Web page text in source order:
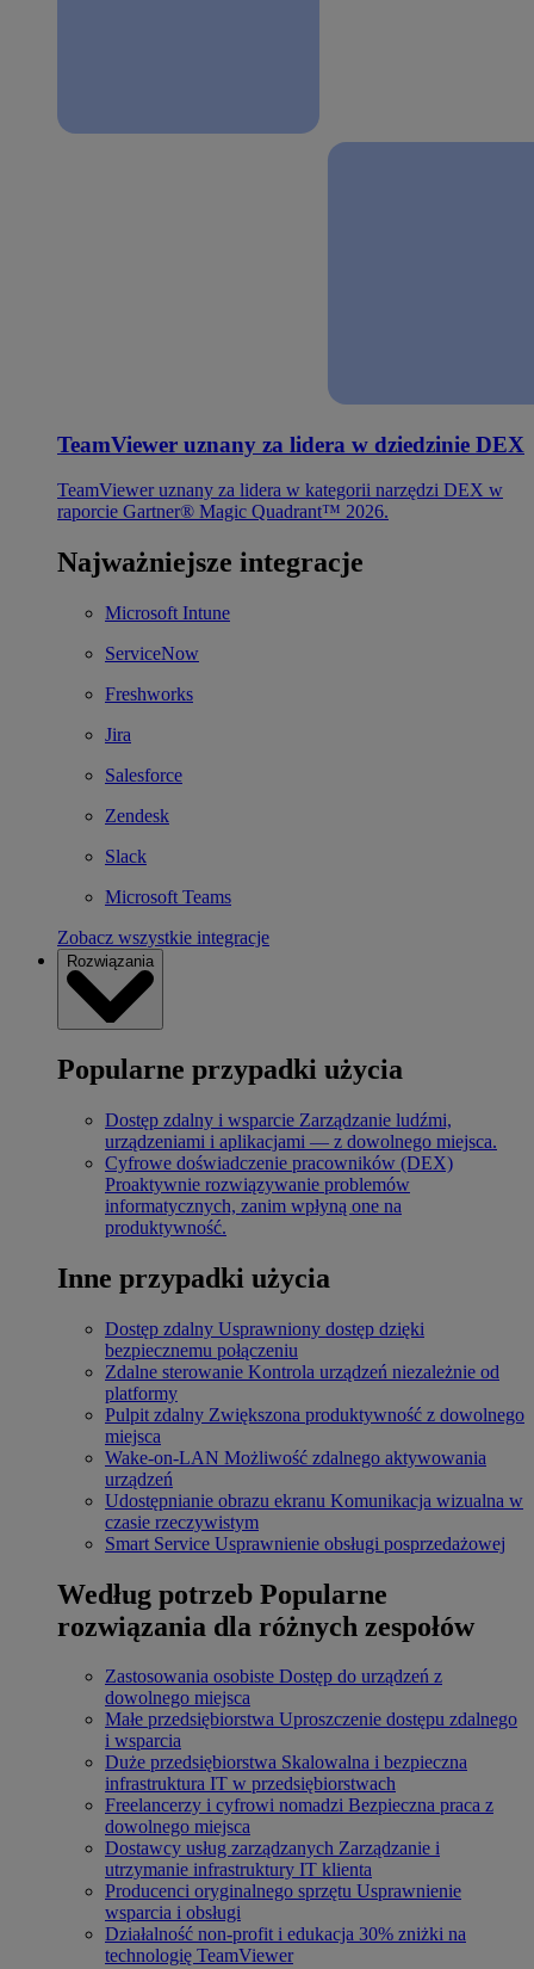
TeamViewer uznany za lidera w dziedzinie DEX
TeamViewer uznany za lidera w kategorii narzędzi DEX w
raporcie Gartner® Magic Quadrant™ 2026.
Najważniejsze integracje
Microsoft Intune
ServiceNow
Freshworks
Jira
Salesforce
Zendesk
Slack
Microsoft Teams
Zobacz wszystkie integracje
Rozwiązania
Popularne przypadki użycia
Dostęp zdalny i wsparcie Zarządzanie ludźmi,
urządzeniami i aplikacjami — z dowolnego miejsca.
Cyfrowe doświadczenie pracowników (DEX)
Proaktywnie rozwiązywanie problemów
informatycznych, zanim wpłyną one na
produktywność.
Inne przypadki użycia
Dostęp zdalny Usprawniony dostęp dzięki
bezpiecznemu połączeniu
Zdalne sterowanie Kontrola urządzeń niezależnie od
platformy
Pulpit zdalny Zwiększona produktywność z dowolnego
miejsca
Wake-on-LAN Możliwość zdalnego aktywowania
urządzeń
Udostępnianie obrazu ekranu Komunikacja wizualna w
czasie rzeczywistym
Smart Service Usprawnienie obsługi posprzedażowej
Według potrzeb Popularne
rozwiązania dla różnych zespołów
Zastosowania osobiste Dostęp do urządzeń z
dowolnego miejsca
Małe przedsiębiorstwa Uproszczenie dostępu zdalnego
i wsparcia
Duże przedsiębiorstwa Skalowalna i bezpieczna
infrastruktura IT w przedsiębiorstwach
Freelancerzy i cyfrowi nomadzi Bezpieczna praca z
dowolnego miejsca
Dostawcy usług zarządzanych Zarządzanie i
utrzymanie infrastruktury IT klienta
Producenci oryginalnego sprzętu Usprawnienie
wsparcia i obsługi
Działalność non-profit i edukacja 30% zniżki na
technologię TeamViewer